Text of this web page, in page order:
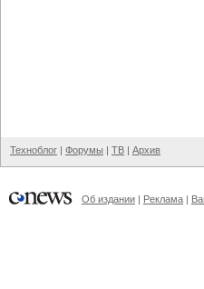
Техноблог | Форумы | ТВ | Архив
Об издании | Реклама |